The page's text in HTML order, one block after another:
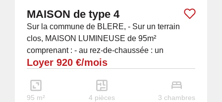
MAISON de type 4
Sur la commune de BLERE, - Sur un terrain
clos, MAISON LUMINEUSE de 95m²
comprenant : - au rez-de-chaussée : un
spacieux salon-séjour-cuisine ouverte
Loyer 920 €/mois
95 m² 4 pièces 3 chambres